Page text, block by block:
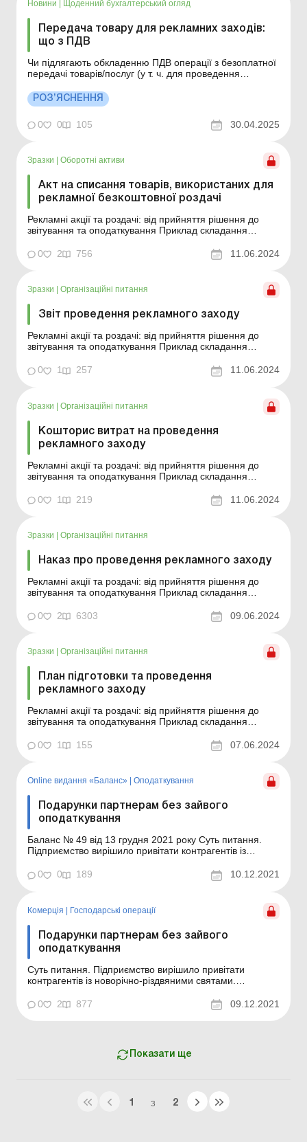
Новини Щоденний бухгалтерський огляд
Передача товару для рекламних заходів:
що з ПДВ
Чи підлягають обкладенню ПДВ операції з безоплатної
передачі товарів/послуг (у т. ч. для проведення
«а» та «б» п. 185.1 Податкового кодексу (далі – ПК)
об’єктом оподаткування є операції платників податку з
РОЗ’ЯСНЕННЯ
0 0 105 30.04.2025
Зразки Оборотні активи
Акт на списання товарів, використаних для
рекламної безкоштовної роздачі
Рекламні акції та роздачі: від прийняття рішення до
звітування та оподаткування Приклад складання
проведення рекламного заходу План підготовки та
0 2 756 11.06.2024
Зразки Організаційні питання
Звіт проведення рекламного заходу
Рекламні акції та роздачі: від прийняття рішення до
звітування та оподаткування Приклад складання
проведення рекламного заходу План підготовки та
0 1 257 11.06.2024
Зразки | Організаційні питання
Кошторис витрат на проведення
рекламного заходу
Рекламні акції та роздачі: від прийняття рішення до
звітування та оподаткування Приклад складання
проведення рекламного заходу План підготовки та
0 1 219 11.06.2024
Зразки | Організаційні питання
Наказ про проведення рекламного заходу
Рекламні акції та роздачі: від прийняття рішення до
звітування та оподаткування Приклад складання
проведення маркетингового заходу Кошторис витрат
0 2 6303 09.06.2024
Зразки Організаційні питання
План підготовки та проведення
рекламного заходу
Рекламні акції та роздачі: від прийняття рішення до
звітування та оподаткування Приклад складання
проведення рекламного заходу ...
0 1 155 07.06.2024
Online видання «Баланс» Оподаткування
Подарунки партнерам без зайвого
оподаткування
Баланс № 49 від 13 грудня 2021 року Суть питання.
Підприємство вирішило привітати контрагентів із
продукти харчування (цукерки тощо) та ігристе вино, з
яких сформувати подарунковий набір. Як це зробити з
0 0 189 10.12.2021
Комерція | Господарські операції
Подарунки партнерам без зайвого
оподаткування
Суть питання. Підприємство вирішило привітати
контрагентів із новорічно-різдвяними святами.
тощо) та ігристе вино, з яких сформувати
подарунковий набір. Як це зробити з найменшими
0 2 877 09.12.2021
Показати ще
1 З 2